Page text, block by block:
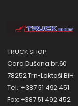
TRUCK SHOP
Cara Dušana br.60
78252 Trn-Laktaši BiH
Tel.: +387 51 492 451
Fax: +387 51 492 452